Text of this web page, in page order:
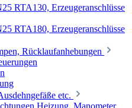
RTA130, Erzeugeranschlüsse
RTA180, Erzeugeranschlüsse
Rücklaufanhebungen
etc.
Heizung, Manometer